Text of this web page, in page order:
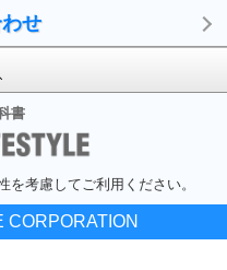
せ
書
を考慮してご利用ください。